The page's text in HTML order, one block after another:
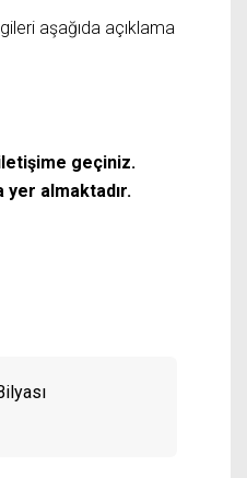
aşağıda açıklama
geçiniz.
yer almaktadır.